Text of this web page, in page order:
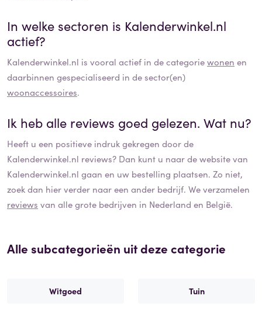
In welke sectoren is Kalenderwinkel.nl
actief?
Kalenderwinkel.nl is vooral actief in de categoriewonen en
daarbinnen gespecialiseerd in de sector(en)
woonaccessoires.
Ik heb alle reviews goed gelezen. Wat nu?
Heeft u een positieve indruk gekregen door de
Kalenderwinkel.nl reviews? Dan kunt u naar de website van
Kalenderwinkel.nl gaan en uw bestelling plaatsen. Zo niet,
zoek dan hier verder naar een ander bedrijf. We verzamelen
reviews van alle grote bedrijven in Nederland en België.
Alle subcategorieën uit deze categorie
Witgoed Tuin